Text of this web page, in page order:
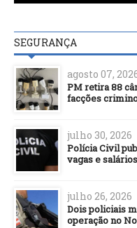
SEGURANÇA
agosto 07,
PM retira 88
facções
julho 30, 2026
Polícia Civil
vagas e
julho 26, 2026
Dois policiais
operação no